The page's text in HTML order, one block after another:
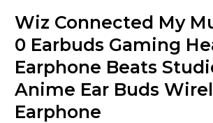
Wiz Connected My
0 Earbuds Gaming
Earphone Beats
Anime Ear Buds
Earphone